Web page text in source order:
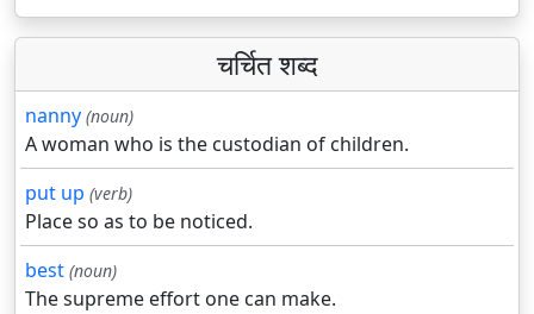
चर्चित शब्द
nanny (noun)
A woman who is the custodian of children.
put up (verb)
Place so as to be noticed.
best (noun)
The supreme effort one can make.